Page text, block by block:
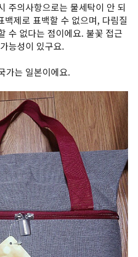
주의사항으로는 물세탁이 안 되
백제로 표백할 수 없으며, 다림질
수 없다는 점이에요. 불꽃 접근
능성이 있구요.
가는 일본이에요.